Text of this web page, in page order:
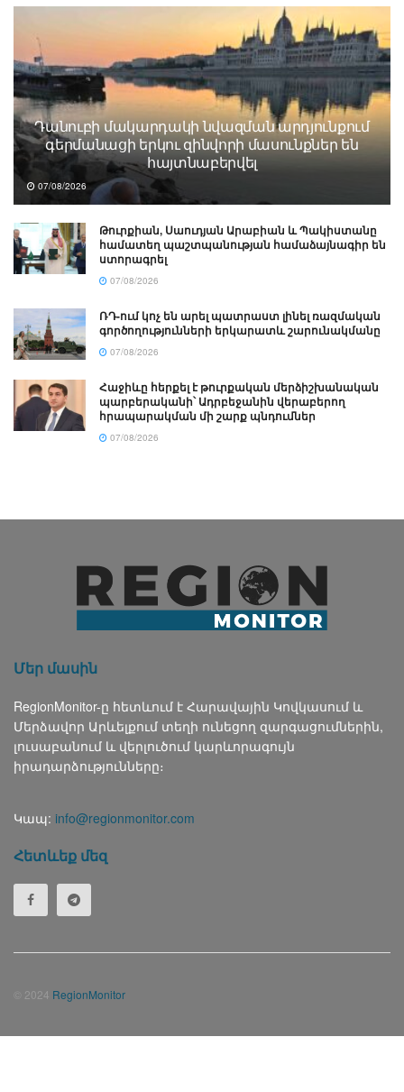
Դանուբի մակարդակի նվազման արդյունքում
գերմանացի երկու զինվորի մասունքներ են
հայտնաբերվել
07/08/2026
Թուրքիան, Սաուդյան Արաբիան և Պակիստանը
համատեղ պաշտպանության համաձայնագիր են
ստորագրել
07/08/2026
ՌԴ-ում կոչ են արել պատրաստ լինել ռազմական
գործողությունների երկարատև շարունակմանը
07/08/2026
Հաջիևը հերքել է թուրքական մերձիշխանական
պարբերականի՝ Ադրբեջանին վերաբերող
հրապարակման մի շարք պնդումներ
07/08/2026
Մեր մասին
RegionMonitor-ը հետևում է Հարավային Կովկասում և
Մերձավոր Արևելքում տեղի ունեցող զարգացումներին,
լուսաբանում և վերլուծում կարևորագույն
իրադարձությունները։
Կապ: info@regionmonitor.com
Հետևեք մեզ
© 2024 RegionMonitor